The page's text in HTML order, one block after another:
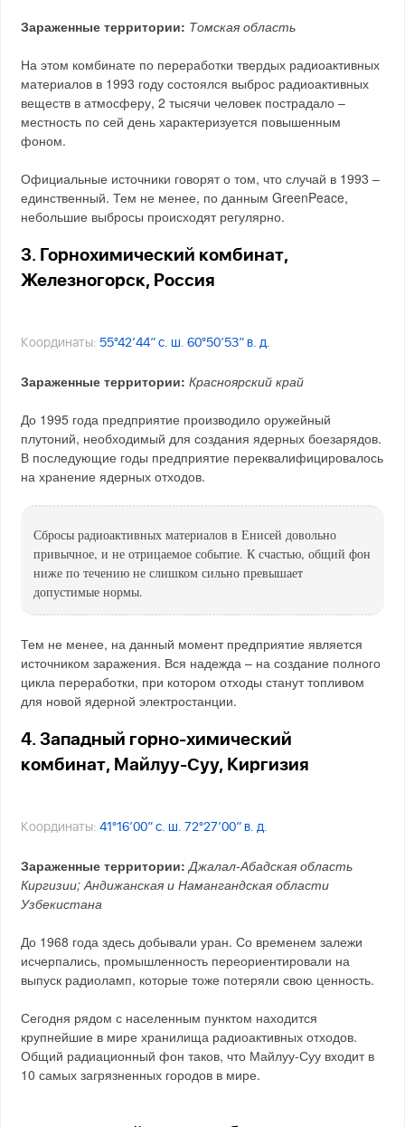
Зараженные территории: Томская область
На этом комбинате по переработки твердых радиоактивных
материалов в 1993 году состоялся выброс радиоактивных
веществ в атмосферу, 2 тысячи человек пострадало –
местность по сей день характеризуется повышенным
фоном.
Официальные источники говорят о том, что случай в 1993 –
единственный. Тем не менее, по данным GreenPeace,
небольшие выбросы происходят регулярно.
3. Горнохимический комбинат,
Железногорск, Россия
Координаты: 55°42′44″ с. ш. 60°50′53″ в. д.
Зараженные территории: Красноярский край
До 1995 года предприятие производило оружейный
плутоний, необходимый для создания ядерных боезарядов.
В последующие годы предприятие переквалифицировалось
на хранение ядерных отходов.
Сбросы радиоактивных материалов в Енисей довольно
привычное, и не отрицаемое событие. К счастью, общий фон
ниже по течению не слишком сильно превышает
допустимые нормы.
Тем не менее, на данный момент предприятие является
источником заражения. Вся надежда – на создание полного
цикла переработки, при котором отходы станут топливом
для новой ядерной электростанции.
4. Западный горно-химический
комбинат, Майлуу-Суу, Киргизия
Координаты:41°16′00″ с. ш. 72°27′00″ в. д.
Зараженные территории: Джалал-Абадская область
Киргизии; Андижанская и Намангандская области
Узбекистана
До 1968 года здесь добывали уран. Со временем залежи
исчерпались, промышленность переориентировали на
выпуск радиоламп, которые тоже потеряли свою ценность.
Сегодня рядом с населенным пунктом находится
крупнейшие в мире хранилища радиоактивных отходов.
Общий радиационный фон таков, что Майлуу-Суу входит в
10 самых загрязненных городов в мире.